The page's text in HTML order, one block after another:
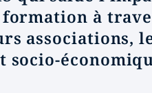
à
associations,